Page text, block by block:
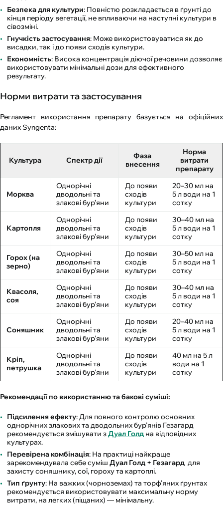
Безпека для культури: Повністю розкладається в ґрунті до
кінця періоду вегетації, не впливаючи на наступні культури в
сівозміні.
Гнучкість застосування: Може використовуватися як до
висадки, так і до появи сходів культури.
Економність: Висока концентрація діючої речовини дозволяє
використовувати мінімальні дози для ефективного
результату.
Норми витрати та застосування
Регламент використання препарату базується на офіційних
даних Syngenta:
Культура Спектр дії
Фаза
внесення
Норма
витрати
препарату
Морква
Однорічні
дводольні та
злакові бур’яни
До появи
сходів
культури
20–30 мл на
5 л води на 1
сотку
Картопля
Однорічні
дводольні та
злакові бур’яни
До появи
сходів
культури
30–40 мл на
5 л води на 1
сотку
Горох (на
зерно)
Однорічні
дводольні та
злакові бур’яни
До появи
сходів
культури
30–50 мл на
5 л води на 1
сотку
Квасоля,
соя
Однорічні
дводольні та
злакові бур’яни
До появи
сходів
культури
30–40 мл на
5 л води на 1
сотку
Соняшник
Однорічні
дводольні та
злакові бур’яни
До появи
сходів
культури
20–40 мл на
5 л води на 1
сотку
Кріп,
петрушка
Однорічні
дводольні та
злакові бур’яни
До появи
сходів
культури
40 мл на 5 л
води на 1
сотку
Рекомендації по використанню та бакові суміші:
Підсилення ефекту: Для повного контролю основних
однорічних злакових та дводольних бур’янів Гезагард
рекомендується змішувати зДуал Голд на відповідних
культурах.
Перевірена комбінація: На практиці найкраще
зарекомендувала себе суміш Дуал Голд + Гезагард для
захисту соняшнику, сої, гороху та картоплі.
Тип ґрунту: На важких (чорноземах) та торф’яних ґрунтах
рекомендується використовувати максимальну норму
витрати, на легких (піщаних) — мінімальну.